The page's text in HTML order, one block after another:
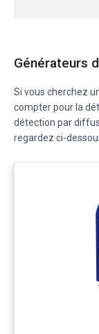
Générateurs
Si vous cherchez
compter pour la
détection par
regardez ci-